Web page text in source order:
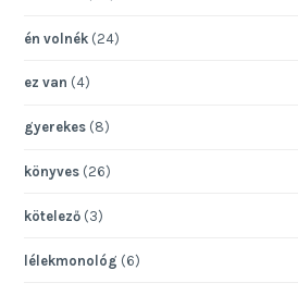
én volnék (24)
ez van (4)
gyerekes (8)
könyves (26)
kötelező (3)
lélekmonológ (6)